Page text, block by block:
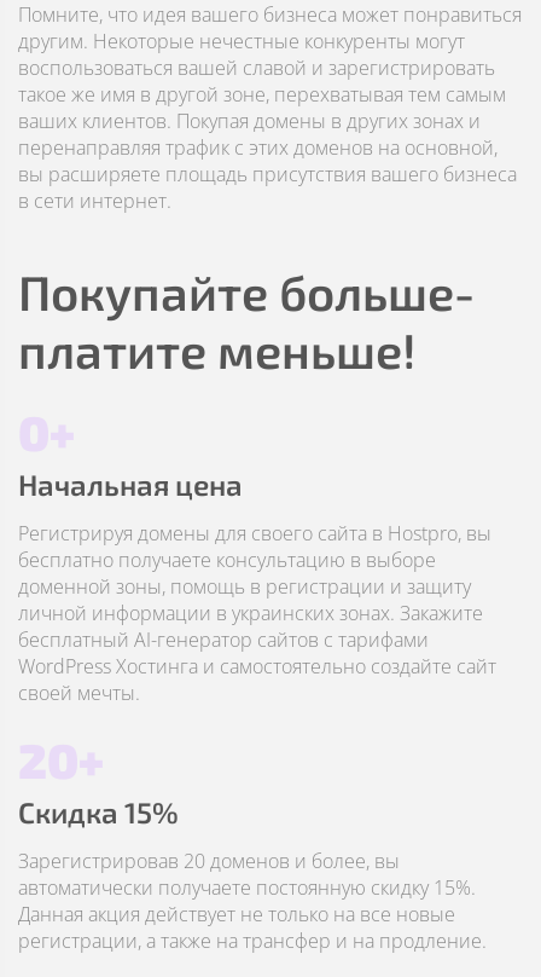
Помните, что идея вашего бизнеса может понравиться
другим. Некоторые нечестные конкуренты могут
воспользоваться вашей славой и зарегистрировать
такое же имя в другой зоне, перехватывая тем самым
ваших клиентов. Покупая домены в других зонах и
перенаправляя трафик с этих доменов на основной,
вы расширяете площадь присутствия вашего бизнеса
в сети интернет.
Покупайте больше-
платите меньше!
0+
Начальная цена
Регистрируя домены для своего сайта в Hostpro, вы
бесплатно получаете консультацию в выборе
доменной зоны, помощь в регистрации и защиту
личной информации в украинских зонах. Закажите
бесплатный AI-генератор сайтов с тарифами
WordPress Хостинга и самостоятельно создайте сайт
своей мечты.
20+
Скидка 15%
Зарегистрировав 20 доменов и более, вы
автоматически получаете постоянную скидку 15%.
Данная акция действует не только на все новые
регистрации, а также на трансфер и на продление.